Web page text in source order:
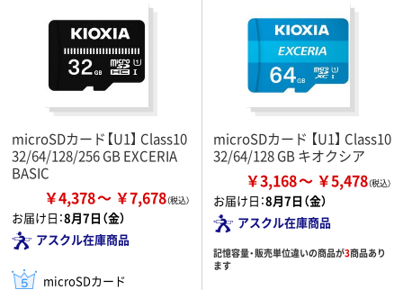
microSDカード【U1】 Class10
32/64/128/256 GB EXCERIA
BASIC
￥4,378 ￥7,678
お届け日：8月7日（金）
アスクル在庫商品
microSDカード
microSDカード 【U1】 Class10
32/64/128 GB キオクシア
￥3,168 ￥5,478
お届け日：8月7日（金）
アスクル在庫商品
記憶容量・販売単位違いの商品が3商品あり
ます